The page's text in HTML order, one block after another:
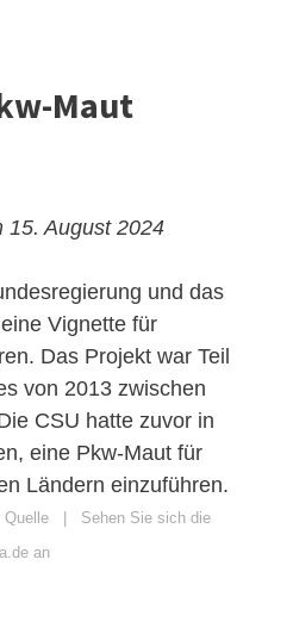
Maut
15. August 2024
und das
Vignette für
Das Projekt war Teil
von 2013 zwischen
CSU hatte zuvor in
eine Pkw-Maut für
Ländern einzuführen.
Quelle
Sehen Sie sich die
an